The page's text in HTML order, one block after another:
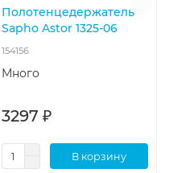
Полотенцедержатель
Sapho Astor 1325-06
154156
Много
3297 ₽
В корзину